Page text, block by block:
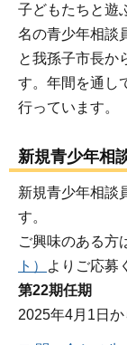
子どもたちと遊
名の青少年相談
と我孫子市長か
す。年間を通し
行っています。
新規青少年相
新規青少年相談
す。
ご興味のある方
ト）
よりご応募
第22期任期
2025年4月1日